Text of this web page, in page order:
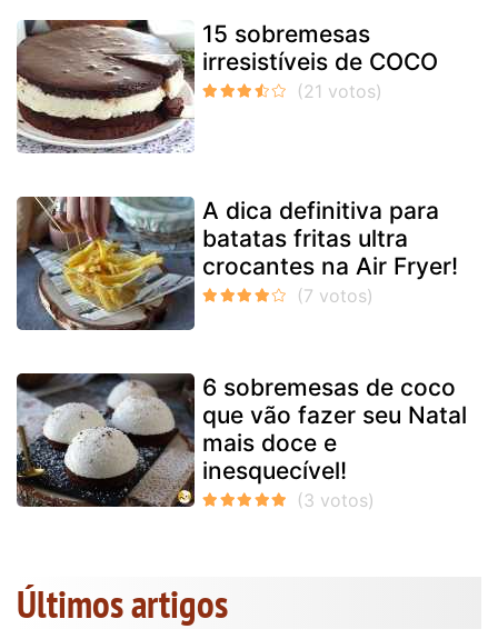
15 sobremesas
irresistíveis de COCO
A dica definitiva para
batatas fritas ultra
crocantes na Air Fryer!
6 sobremesas de coco
que vão fazer seu Natal
mais doce e
inesquecível!
Últimos artigos